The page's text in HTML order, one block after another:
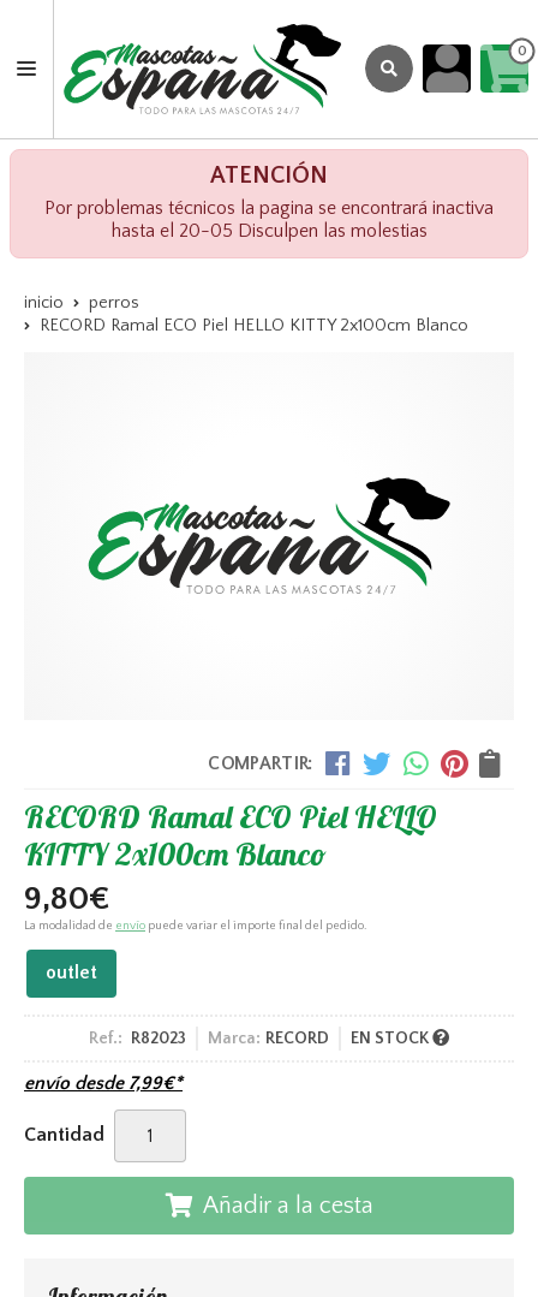
0
ATENCIÓN
Por problemas técnicos la pagina se encontrará inactiva
hasta el 20-05 Disculpen las molestias
inicio
perros
RECORD Ramal ECO Piel HELLO KITTY 2x100cm Blanco
COMPARTIR:
RECORD Ramal ECO Piel HELLO
KITTY 2x100cm Blanco
9,80€
La modalidad de envío puede variar el importe final del pedido.
outlet
Ref.: R82023 Marca: RECORD EN STOCK
envío desde 7,99€*
Cantidad
Añadir a la cesta